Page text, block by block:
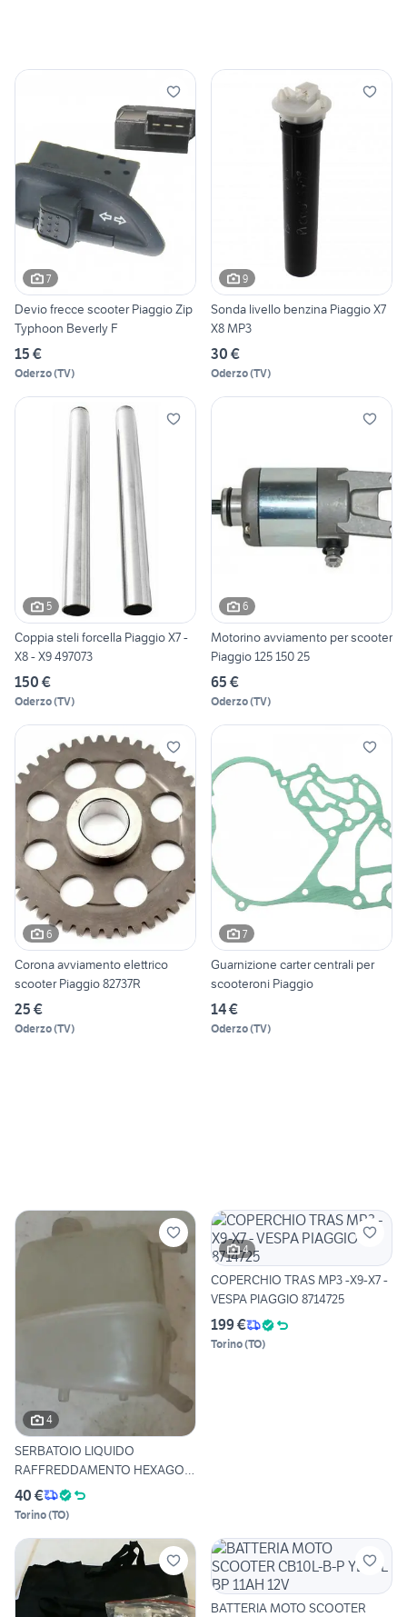
7
Devio frecce scooter Piaggio Zip
Typhoon Beverly F
15 €
Oderzo(TV)
9
Sonda livello benzina Piaggio X7
X8 MP3
30 €
Oderzo(TV)
5
Coppia steli forcella Piaggio X7 -
X8 - X9 497073
150 €
Oderzo(TV)
6
Motorino avviamento per scooter
Piaggio 125 150 25
65 €
Oderzo(TV)
6
Corona avviamento elettrico
scooter Piaggio 82737R
25 €
Oderzo(TV)
7
Guarnizione carter centrali per
scooteroni Piaggio
14 €
Oderzo(TV)
4
SERBATOIO LIQUIDO
RAFFREDDAMENTO HEXAGON
X7 X8 X9
40 €
Torino(TO)
4
COPERCHIO TRAS MP3 -X9-X7 -
VESPA PIAGGIO 8714725
199 €
Torino(TO)
BATTERIA MOTO SCOOTER